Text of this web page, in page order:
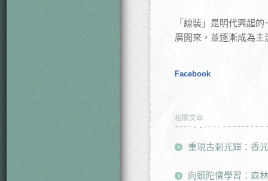
「線裝」是明代興起
廣開來，並逐漸成為
Facebook
相關文章
重現古剎光輝：香
向頭陀僧學習：森